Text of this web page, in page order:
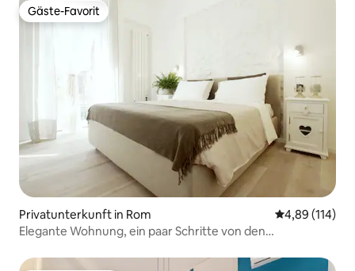
Gäste-Favorit
Gäste-Favorit
Privatunterkunft in Rom
4,89 (114)
Elegante Wohnung, ein paar Schritte von den